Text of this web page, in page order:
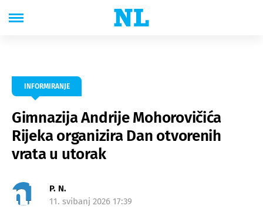
INFORMIRANJE
Gimnazija Andrije Mohorovičića
Rijeka organizira Dan otvorenih
vrata u utorak
P. N.
11. svibanj 2026 17:39